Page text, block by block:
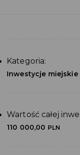
Kategoria:
Inwestycje miejskie
Wartość całej
110 000,00 PLN